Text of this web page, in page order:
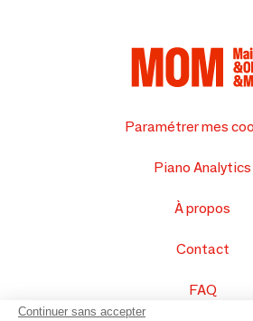
Paramétrer mes
Piano Analytics
À propos
Contact
FAQ
Continuer sans accepter